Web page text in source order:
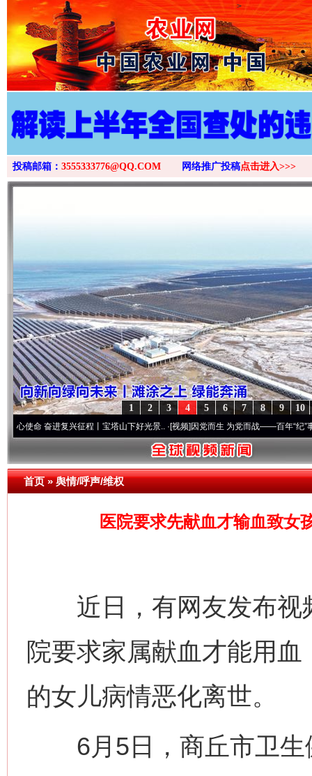
>
投稿邮箱： 3555333776@QQ.COM 网络推广投稿点击进入>>>
10
9
8
7
6
5
4
3
2
1
进复兴征程丨宝塔山下好光景..·[视频]因党而生 为党而战——百年“纪”事⑧加强纪
首页»舆情/呼声/维权
医院要求先献血才输血致女
近日，有网友发布视
院要求家属献血才能用
的女儿病情恶化离世。
6月5日，商丘市卫生